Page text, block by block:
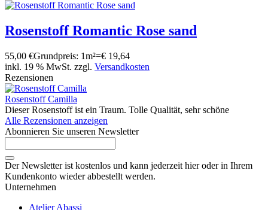
Rosenstoff Romantic Rose sand
55,00 €Grundpreis: 1m²=€ 19,64
inkl. 19 % MwSt. zzgl. Versandkosten
Rezensionen
Rosenstoff Camilla
Dieser Rosenstoff ist ein Traum. Tolle Qualität, sehr schöne
Alle Rezensionen anzeigen
Abonnieren Sie unseren Newsletter
Der Newsletter ist kostenlos und kann jederzeit hier oder in Ihrem
Kundenkonto wieder abbestellt werden.
Unternehmen
Atelier Abassi